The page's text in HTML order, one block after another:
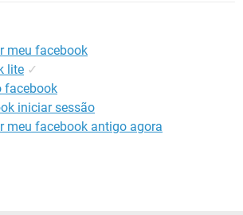
meu facebook
lite ✓
facebook
iniciar sessão
meu facebook antigo agora